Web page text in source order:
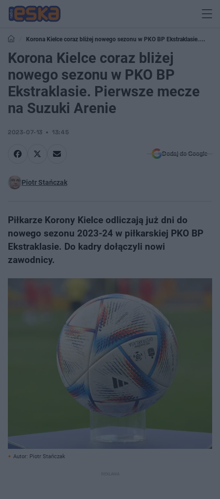
Korona Kielce coraz bliżej nowego sezonu w PKO BP Ekstraklasie.
Pierwsze mecze na Suzuki Arenie
Korona Kielce coraz bliżej
nowego sezonu w PKO BP
Ekstraklasie. Pierwsze mecze
na Suzuki Arenie
2023-07-13 13:45
Dodaj do Google
Piotr Stańczak
Piłkarze Korony Kielce odliczają już dni do
nowego sezonu 2023-24 w piłkarskiej PKO BP
Ekstraklasie. Do kadry dołączyli nowi
zawodnicy.
Autor: Piotr Stańczak